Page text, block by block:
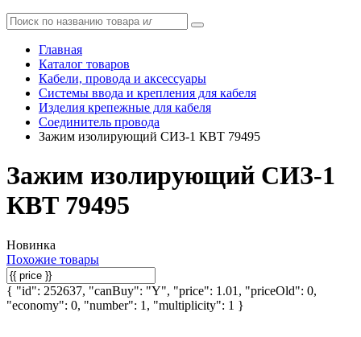
Главная
Каталог товаров
Кабели, провода и аксессуары
Системы ввода и крепления для кабеля
Изделия крепежные для кабеля
Соединитель провода
Зажим изолирующий СИЗ-1 КВТ 79495
Зажим изолирующий СИЗ-1
КВТ 79495
Новинка
Похожие товары
{ "id": 252637, "canBuy": "Y", "price": 1.01, "priceOld": 0,
"economy": 0, "number": 1, "multiplicity": 1 }